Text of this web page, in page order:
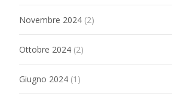
Novembre 2024 (2)
Ottobre 2024 (2)
Giugno 2024 (1)